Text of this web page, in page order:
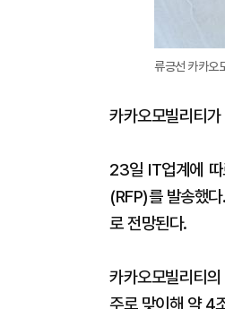
류긍선 카카오
카카오모빌리티
23일 IT업계에 따
(RFP)를 발송했
로 전망된다.
카카오모빌리티
주로 맞이해 약 4